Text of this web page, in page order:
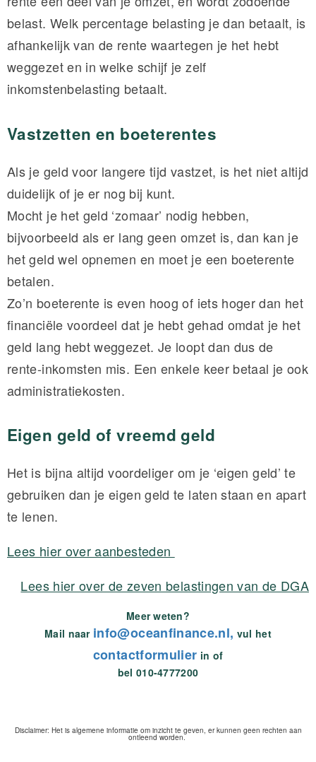
belast. Welk percentage belasting je dan betaalt, is
afhankelijk van de rente waartegen je het hebt
weggezet en in welke schijf je zelf
inkomstenbelasting betaalt.
Vastzetten en boeterentes
Als je geld voor langere tijd vastzet, is het niet altijd
duidelijk of je er nog bij kunt.
Mocht je het geld ‘zomaar’ nodig hebben,
bijvoorbeeld als er lang geen omzet is, dan kan je
het geld wel opnemen en moet je een boeterente
betalen.
Zo’n boeterente is even hoog of iets hoger dan het
financiële voordeel dat je hebt gehad omdat je het
geld lang hebt weggezet. Je loopt dan dus de
rente-inkomsten mis. Een enkele keer betaal je ook
administratiekosten.
Eigen geld of vreemd geld
Het is bijna altijd voordeliger om je ‘eigen geld’ te
gebruiken dan je eigen geld te laten staan en apart
te lenen.
Lees hier over aanbesteden
Lees hier over de zeven belastingen van de DGA
Meer weten?
Mail naar info@oceanfinance.nl, vul het
contactformulier in of
bel 010-4777200
Disclaimer: Het is algemene informatie om inzicht te geven, er kunnen geen rechten aan
ontleend worden.